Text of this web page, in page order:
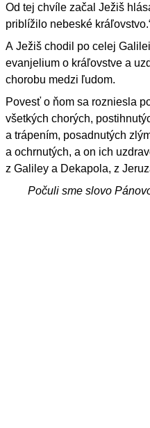
Od tej chvíle začal Ježiš
priblížilo nebeské
A Ježiš chodil po celej
evanjelium o kráľovstve a
chorobu medzi ľudom.
Povesť o ňom sa rozniesla
všetkých chorých,
a trápením, posadnutých
a ochrnutých, a on ich
z Galiley a Dekapola, z
Počuli sme slovo